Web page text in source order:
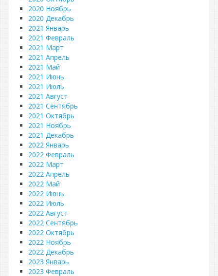
2020 Ноябрь
2020 Декабрь
2021 Январь
2021 Февраль
2021 Март
2021 Апрель
2021 Май
2021 Июнь
2021 Июль
2021 Август
2021 Сентябрь
2021 Октябрь
2021 Ноябрь
2021 Декабрь
2022 Январь
2022 Февраль
2022 Март
2022 Апрель
2022 Май
2022 Июнь
2022 Июль
2022 Август
2022 Сентябрь
2022 Октябрь
2022 Ноябрь
2022 Декабрь
2023 Январь
2023 Февраль